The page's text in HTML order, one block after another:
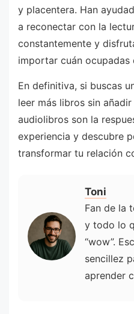
y placentera. Han
a reconectar con la
constantemente y
importar cuán ocupadas
En definitiva, si buscas
leer más libros sin
audiolibros son la
experiencia y descubre
transformar tu relación
Toni
Fan de la
y todo lo
“wow”.
sencillez
aprender